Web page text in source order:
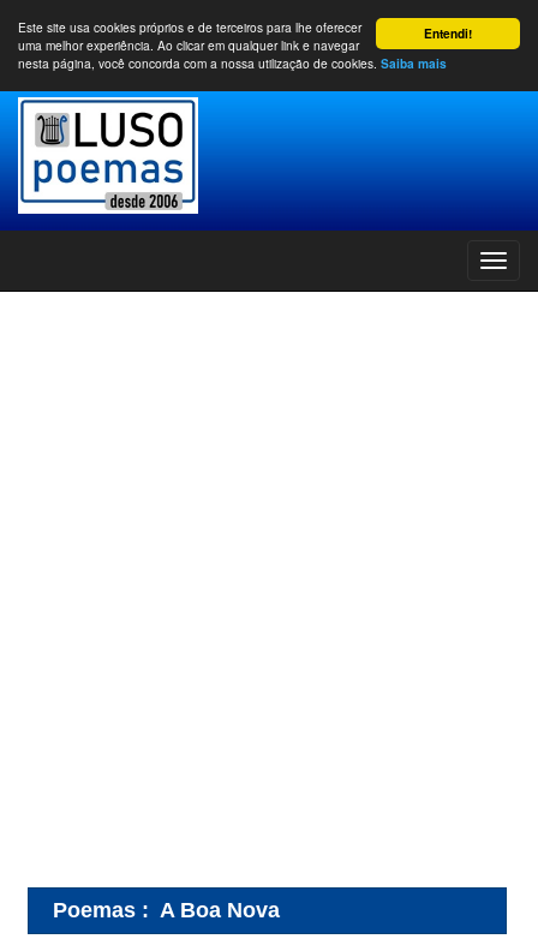
Entendi!
Este site usa cookies próprios e de terceiros para lhe oferecer
uma melhor experiência. Ao clicar em qualquer link e navegar
nesta página, você concorda com a nossa utilização de cookies. Saiba mais
Poemas : A Boa Nova